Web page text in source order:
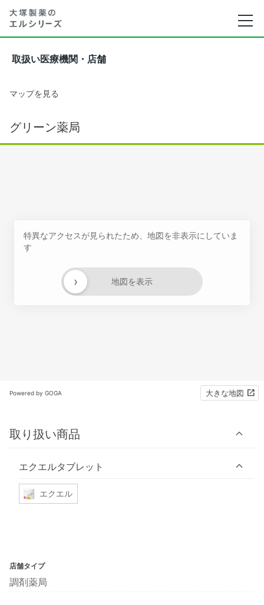
取扱い医療機関・店舗
マップを見る
グリーン薬局
特異なアクセスが見られたため、地図を非表示にしていま
す
地図を表示
›
Powered by GOGA 大きな地図
取り扱い商品
エクエルタブレット
エクエル
店舗タイプ
調剤薬局